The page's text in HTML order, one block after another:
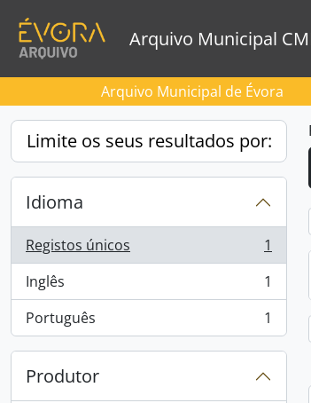
Arquivo Municipal
Arquivo Municipal de Évora
Limite os seus resultados por:
Idioma
Registos únicos
, 1 resultados
1
Inglês
, 1 resultados
1
Português
, 1 resultados 1
Produtor